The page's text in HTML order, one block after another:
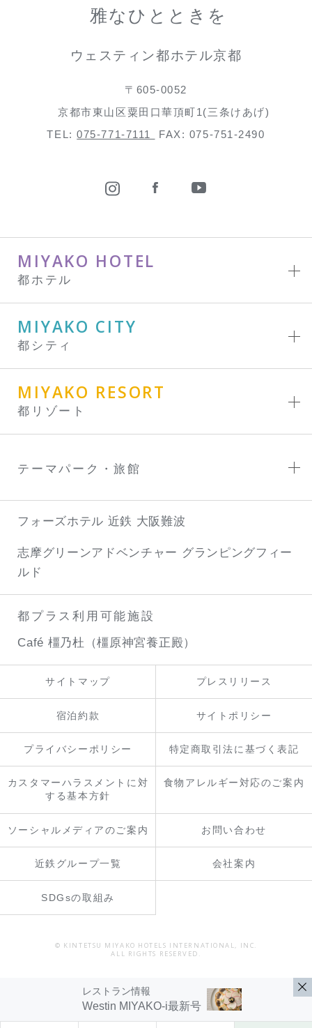
雅なひとときを
ウェスティン都ホテル京都
〒605-0052
京都市東山区粟田口華頂町1(三条けあげ)
TEL:075-771-7111 FAX: 075-751-2490
MIYAKO HOTEL
都ホテル
MIYAKO CITY
都シティ
MIYAKO RESORT
都リゾート
テーマパーク・旅館
フォーズホテル 近鉄 大阪難波
志摩グリーンアドベンチャー グランピングフィー
ルド
都プラス利用可能施設
Café 橿乃杜（橿原神宮養正殿）
サイトマップ プレスリリース
宿泊約款 サイトポリシー
プライバシーポリシー 特定商取引法に基づく表記
カスタマーハラスメントに対
する基本方針
食物アレルギー対応のご案内
ソーシャルメディアのご案内 お問い合わせ
近鉄グループ一覧 会社案内
SDGsの取組み
© KINTETSU MIYAKO HOTELS INTERNATIONAL, INC.
ALL RIGHTS RESERVED.
レストラン情報
Westin MIYAKO-i最新号